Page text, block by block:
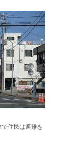
住民は避難を